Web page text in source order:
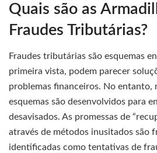
Quais são as
Fraudes Tributárias?
Fraudes tributárias são esquemas
primeira vista, podem parecer
problemas financeiros. No entanto,
esquemas são desenvolvidos para
desavisados. As promessas de
através de métodos inusitados são
identificadas como tentativas de